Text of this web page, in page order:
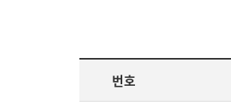
번호